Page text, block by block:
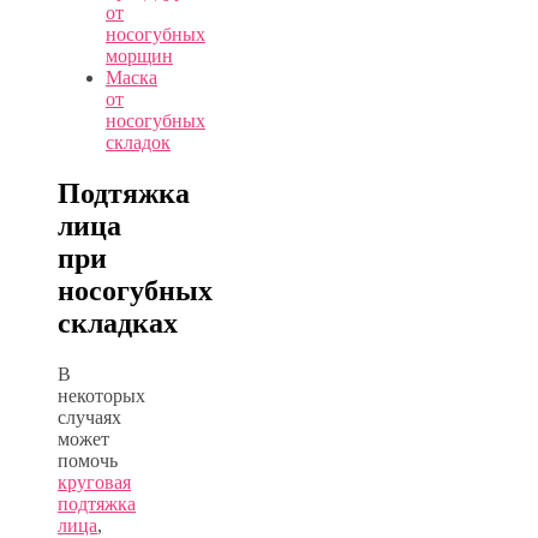
от
носогубных
морщин
Маска
от
носогубных
складок
Подтяжка
лица
при
носогубных
складках
В
некоторых
случаях
может
помочь
круговая
подтяжка
лица,